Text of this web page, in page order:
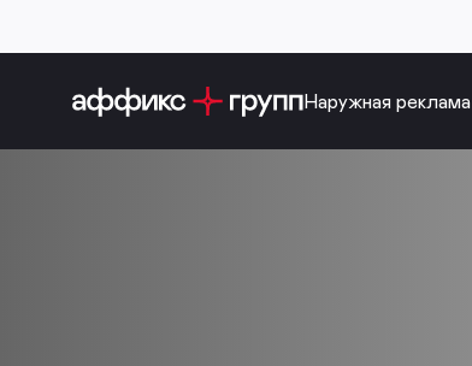
Наружная реклама